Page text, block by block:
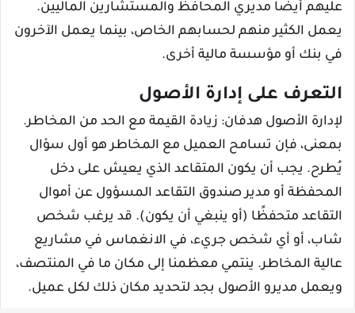
عليهم أيضًا مديري المحافظ والمستشارين الماليين.
يعمل الكثير منهم لحسابهم الخاص، بينما يعمل الآخرون
في بنك أو مؤسسة مالية أخرى.
التعرف على إدارة الأصول
لإدارة الأصول هدفان: زيادة القيمة مع الحد من المخاطر.
بمعنى، فإن تسامح العميل مع المخاطر هو أول سؤال
يُطرح. يجب أن يكون المتقاعد الذي يعيش على دخل
المحفظة أو مدير صندوق التقاعد المسؤول عن أموال
التقاعد متحفظًا (أو ينبغي أن يكون). قد يرغب شخص
شاب، أو أي شخص جريء، في الانغماس في مشاريع
عالية المخاطر. ينتمي معظمنا إلى مكان ما في المنتصف،
ويعمل مديرو الأصول بجد لتحديد مكان ذلك لكل عميل.